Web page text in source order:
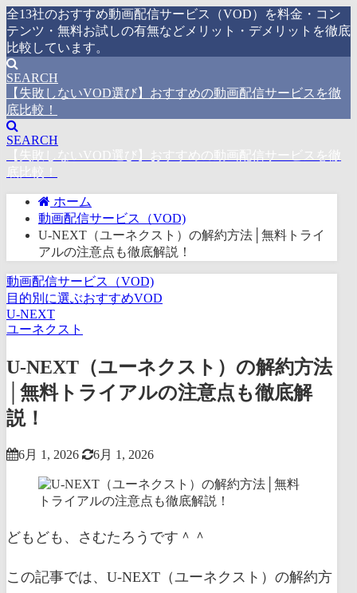
全13社のおすすめ動画配信サービス（VOD）を料金・コン
テンツ・無料お試しの有無などメリット・デメリットを徹底
比較しています。
SEARCH
【失敗しないVOD選び】おすすめの動画配信サービスを徹
底比較！
SEARCH
【失敗しないVOD選び】おすすめの動画配信サービスを徹
底比較！
ホーム
動画配信サービス（VOD)
U-NEXT（ユーネクスト）の解約方法│無料トライ
アルの注意点も徹底解説！
動画配信サービス（VOD)
目的別に選ぶおすすめVOD
U-NEXT
ユーネクスト
U-NEXT（ユーネクスト）の解約方法
│無料トライアルの注意点も徹底解
説！
6月 1, 2026 6月 1, 2026
どもども、さむたろうです＾＾
この記事では、U-NEXT（ユーネクスト）の解約方